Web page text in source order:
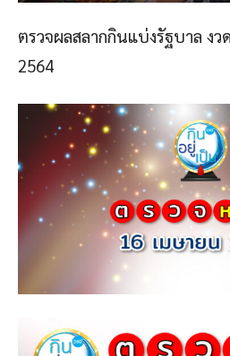
ตรวจผลสลากกินแบ่งรัฐบาล ง
2564